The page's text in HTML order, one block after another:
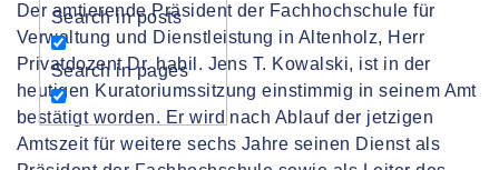
Search in posts
Search in pages
Der amtierende Präsident der Fachhochschule für
Verwaltung und Dienstleistung in Altenholz, Herr
Privatdozent Dr. habil. Jens T. Kowalski, ist in der
heutigen Kuratoriumssitzung einstimmig in seinem Amt
bestätigt worden. Er wird nach Ablauf der jetzigen
Amtszeit für weitere sechs Jahre seinen Dienst als